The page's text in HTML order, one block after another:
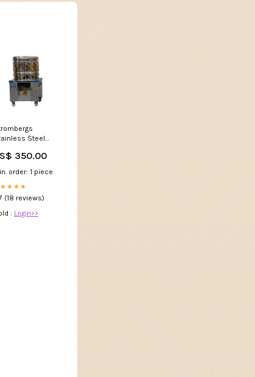
Steel
Control
350.00
order: 1 piece
(18 reviews)
: Login>>